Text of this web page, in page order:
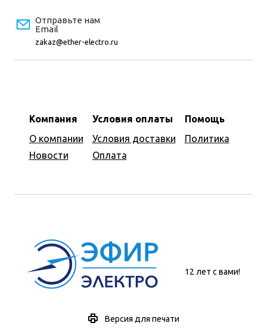
Отправьте нам
Email
zakaz@ether-electro.ru
Компания
О компании
Новости
Условия оплаты
Условия доставки
Оплата
Помощь
Политика
12 лет с вами!
Версия для печати